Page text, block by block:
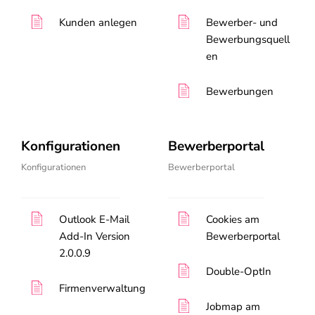
Kunden anlegen
Bewerber- und
Bewerbungsquell
en
Bewerbungen
Konfigurationen
Konfigurationen
Outlook E-Mail
Add-In Version
2.0.0.9
Firmenverwaltung
Bewerberportal
Bewerberportal
Cookies am
Bewerberportal
Double-OptIn
Jobmap am